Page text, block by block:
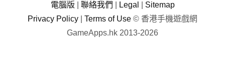
電腦版 聯絡我們 Legal
Sitemap
Privacy Policy
Terms of Use © 香港手機遊戲網
GameApps.hk 2013-2026